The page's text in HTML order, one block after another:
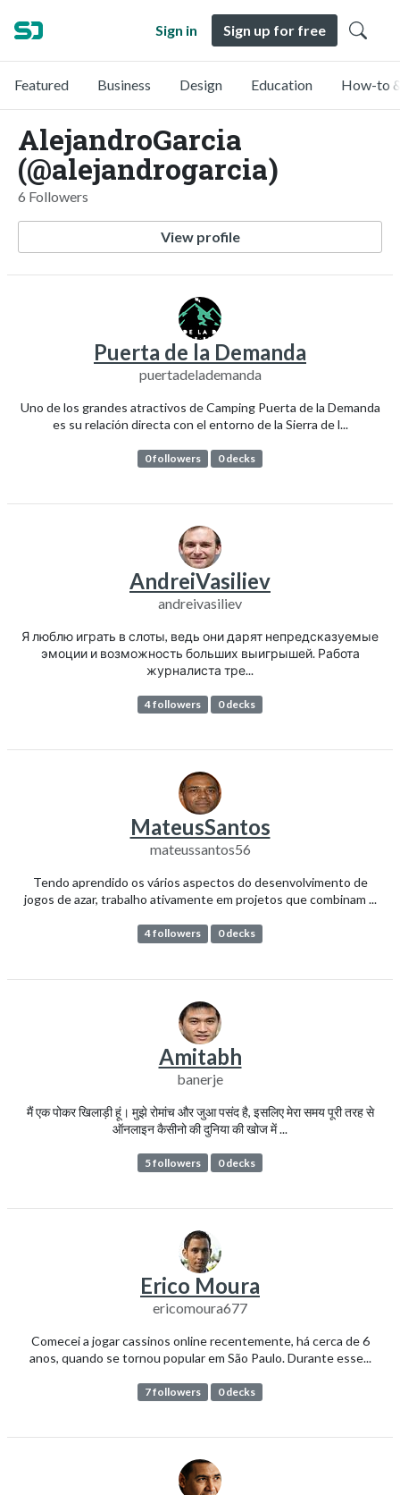
Sign in Sign up for free
Featured Business Design Education How-to
AlejandroGarcia
(@alejandrogarcia)
6 Followers
View profile
Puerta de la Demanda
puertadelademanda
Uno de los grandes atractivos de Camping Puerta de la Demanda
es su relación directa con el entorno de la Sierra de l...
0 followers 0 decks
AndreiVasiliev
andreivasiliev
Я люблю играть в слоты, ведь они дарят непредсказуемые
эмоции и возможность больших выигрышей. Работа
журналиста тре...
4 followers 0 decks
MateusSantos
mateussantos56
Tendo aprendido os vários aspectos do desenvolvimento de
jogos de azar, trabalho ativamente em projetos que combinam ...
4 followers 0 decks
Amitabh
banerje
मैं एक पोकर खिलाड़ी हूं। मुझे रोमांच और जुआ पसंद है, इसलिए मेरा समय पूरी तरह से
ऑनलाइन कैसीनो की दुनिया की खोज में ...
5 followers 0 decks
Erico Moura
ericomoura677
Comecei a jogar cassinos online recentemente, há cerca de 6
anos, quando se tornou popular em São Paulo. Durante esse...
7 followers 0 decks